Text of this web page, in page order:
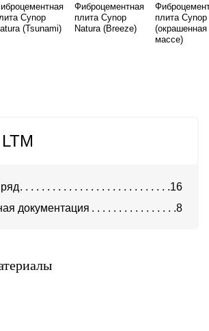
Cynop
(Tsunami)
Фиброцементная
плита Cynop
Natura (Breeze)
плита Cynop
(окрашенная
массе)
LTM
16
документация
8